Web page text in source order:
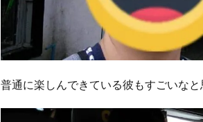
普通に楽しんできている彼もすごいなと